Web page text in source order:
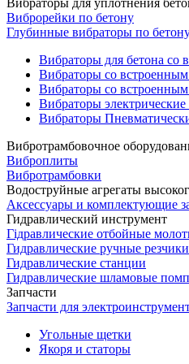
Вибраторы для уплотнения
Виброрейки по бетону
Глубинные вибраторы по
Вибраторы для бетона со
Вибраторы со
Вибраторы со
Вибраторы
Вибраторы
Вибротрамбовочное
Виброплиты
Вибротрамбовки
Водоструйные агрегаты
Аксессуары и комплектующие
Гидравлический инструмент
Гідравлические отбойные
Гидравлические ручные резчики
Гидравлические станции
Гидравлические шламовые
Запчасти
Запчасти для
Угольные щетки
Якоря и статоры